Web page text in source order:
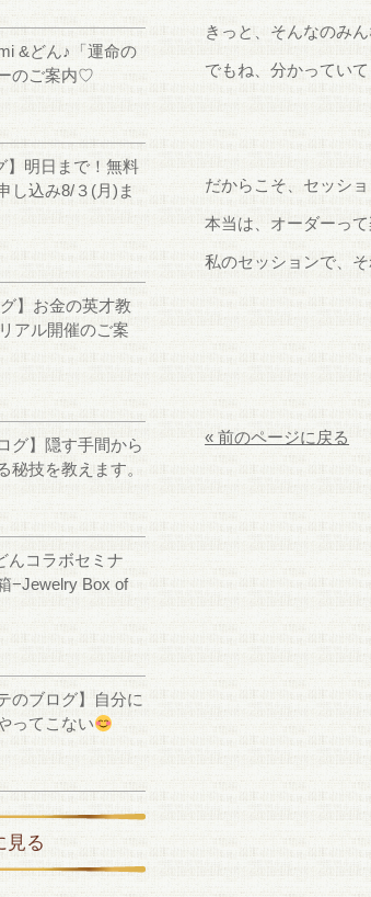
きっと、そんなのみ
でもね、分かってい
だからこそ、セッシ
本当は、オーダーっ
私のセッションで、
« 前のページに戻る
&どん♪「運命の
のご案内♡
】明日まで！無料
し込み8/３(月)ま
グ】お金の英才教
アル開催のご案
グ】隠す手間から
秘技を教えます。
んコラボセミナ
−Jewelry Box of
のブログ】自分に
ってこない
見る